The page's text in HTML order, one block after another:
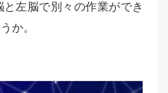
左脳で別々の作業ができ
か。